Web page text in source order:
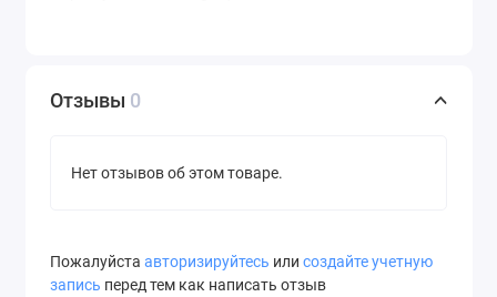
Отзывы 0
Нет отзывов об этом товаре.
Пожалуйста авторизируйтесь или создайте учетную
запись перед тем как написать отзыв